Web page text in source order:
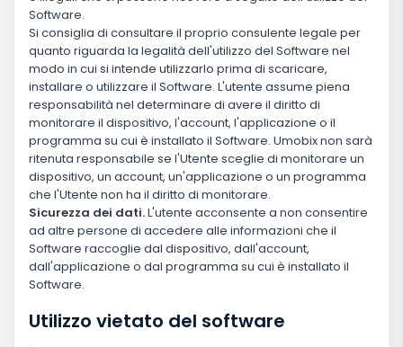
Software.
Si consiglia di consultare il proprio consulente legale per
quanto riguarda la legalità dell'utilizzo del Software nel
modo in cui si intende utilizzarlo prima di scaricare,
installare o utilizzare il Software. L'utente assume piena
responsabilità nel determinare di avere il diritto di
monitorare il dispositivo, l'account, l'applicazione o il
programma su cui è installato il Software. Umobix non sarà
ritenuta responsabile se l'Utente sceglie di monitorare un
dispositivo, un account, un'applicazione o un programma
che l'Utente non ha il diritto di monitorare.
Sicurezza dei dati.L'utente acconsente a non consentire
ad altre persone di accedere alle informazioni che il
Software raccoglie dal dispositivo, dall'account,
dall'applicazione o dal programma su cui è installato il
Software.
Utilizzo vietato del software